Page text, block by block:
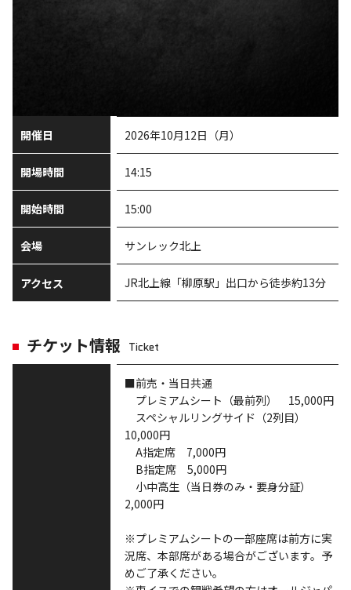
開催日 2026年10月12日（月）
開場時間 14:15
開始時間 15:00
会場 サンレック北上
アクセス JR北上線「柳原駅」出口から徒歩約13分
チケット情報 Ticket
■前売・当日共通
プレミアムシート（最前列） 15,000円
スペシャルリングサイド（2列目）
10,000円
A指定席 7,000円
B指定席 5,000円
小中高生（当日券のみ・要身分証）
2,000円
※プレミアムシートの一部座席は前方に実
況席、本部席がある場合がございます。予
めご了承ください。